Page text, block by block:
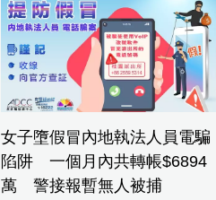
女子墮假冒內地執法人員電騙
陷阱 一個月內共轉帳$6894
萬 警接報暫無人被捕